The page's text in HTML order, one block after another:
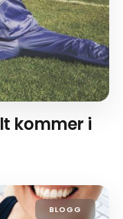
kommer i
BLOGG